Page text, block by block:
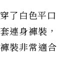
了白色平口
連身褲裝，
裝非常適合